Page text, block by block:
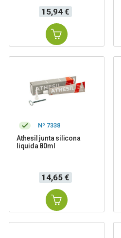
Precio
15,94 €
Nº 7338
Athesil junta silicona
liquida 80ml
Precio
14,65 €